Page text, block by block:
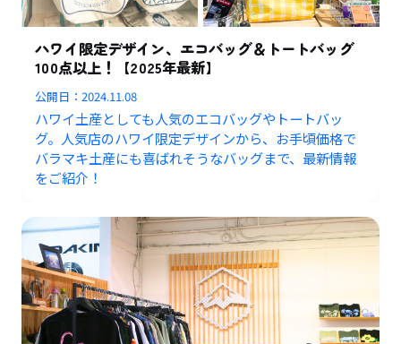
ハワイ限定デザイン、エコバッグ＆トートバッグ
100点以上！【2025年最新】
公開日：2024.11.08
ハワイ土産としても人気のエコバッグやトートバッ
グ。人気店のハワイ限定デザインから、お手頃価格で
バラマキ土産にも喜ばれそうなバッグまで、最新情報
をご紹介！